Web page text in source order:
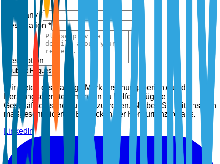
Company *
Designation *
Description
Submit Request
Wir bieten erstklassige Marktforschungsberichte und
Beratungsdienste, um Ihnen zu helfen, klügere
Geschäftsentscheidungen zu treffen. Bleiben Sie mit unseren
maßgeschneiderten Einblicken der Konkurrenz voraus.
LinkedIn